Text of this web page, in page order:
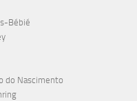
Bébié
do Nascimento